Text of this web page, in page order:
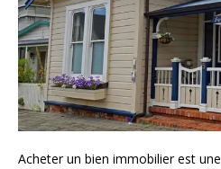
Acheter un bien immobilier est une